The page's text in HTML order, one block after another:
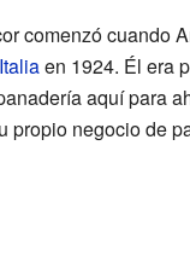
comenzó cuando
Italiaen 1924. Él era
aquí para
propio negocio de